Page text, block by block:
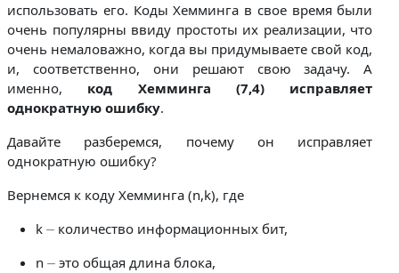
использовать его. Коды Хемминга в свое время были
очень популярны ввиду простоты их реализации, что
очень немаловажно, когда вы придумываете свой код,
и, соответственно, они решают свою задачу. А
именно, код Хемминга (7,4) исправляет
однократную ошибку.
Давайте разберемся, почему он исправляет
однократную ошибку?
Вернемся к коду Хемминга (n,k), где
k ⏤ количество информационных бит,
n ⏤ это общая длина блока,